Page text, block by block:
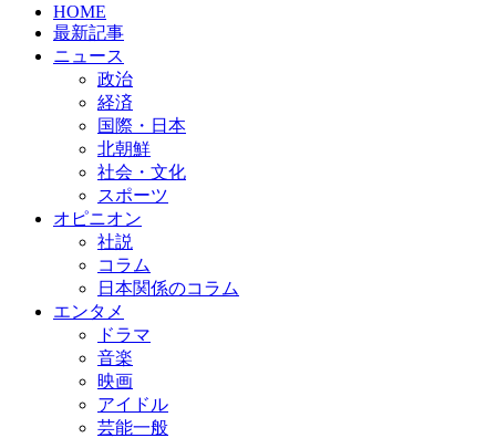
HOME
最新記事
ニュース
政治
経済
国際・日本
北朝鮮
社会・文化
スポーツ
オピニオン
社説
コラム
日本関係のコラム
エンタメ
ドラマ
音楽
映画
アイドル
芸能一般